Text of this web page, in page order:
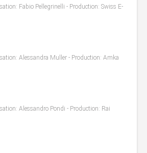
Fabio Pellegrinelli - Production: Swiss E-
Alessandra Muller - Production: Amka
Alessandro Pondi - Production: Rai